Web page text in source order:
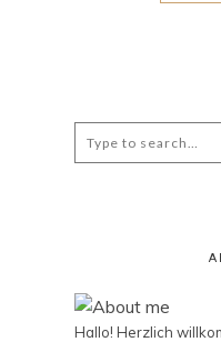
Search
for:
Hallo! Herzlich